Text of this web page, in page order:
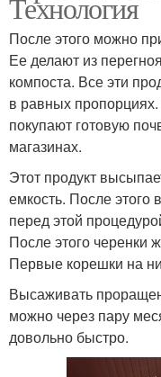
После этого можно
Ее делают из
компоста. Все эти
в равных
покупают готовую
магазинах.
Этот продукт
емкость. После
перед этой
После этого черенки
Первые корешки на
Высаживать
можно через пару
довольно быстро.